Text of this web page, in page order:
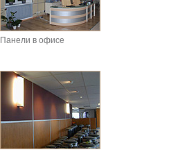
Панели в офисе